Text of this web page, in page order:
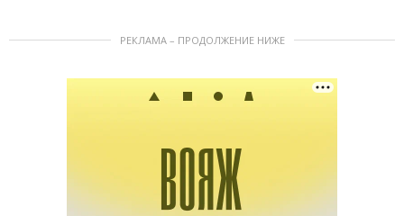
РЕКЛАМА – ПРОДОЛЖЕНИЕ НИЖЕ